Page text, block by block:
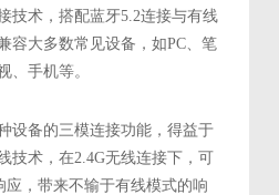
技术，搭配蓝牙5.2连接与有线
容大多数常见设备，如PC、笔
、手机等。
设备的三模连接功能，得益于
技术，在2.4G无线连接下，可
应，带来不输于有线模式的响